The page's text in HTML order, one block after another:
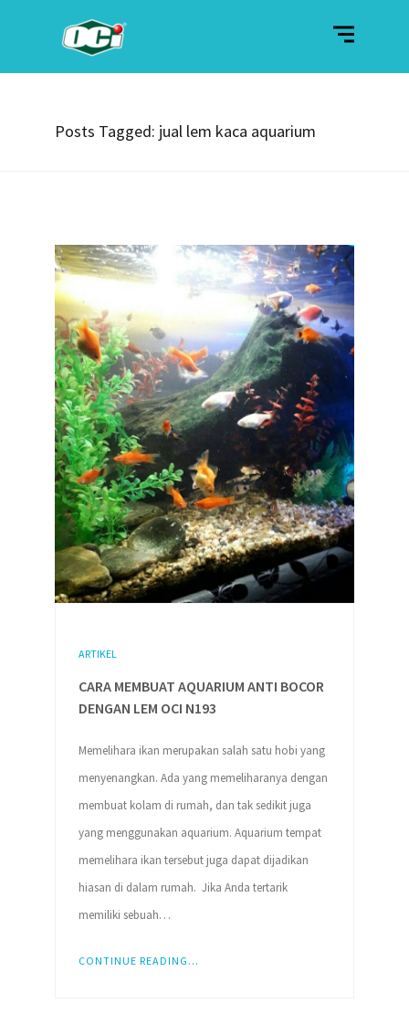
Posts Tagged: jual lem kaca aquarium
ARTIKEL
CARA MEMBUAT AQUARIUM ANTI BOCOR
DENGAN LEM OCI N193
Memelihara ikan merupakan salah satu hobi yang
menyenangkan. Ada yang memeliharanya dengan
membuat kolam di rumah, dan tak sedikit juga
yang menggunakan aquarium. Aquarium tempat
memelihara ikan tersebut juga dapat dijadikan
hiasan di dalam rumah. Jika Anda tertarik
memiliki sebuah…
CONTINUE READING...